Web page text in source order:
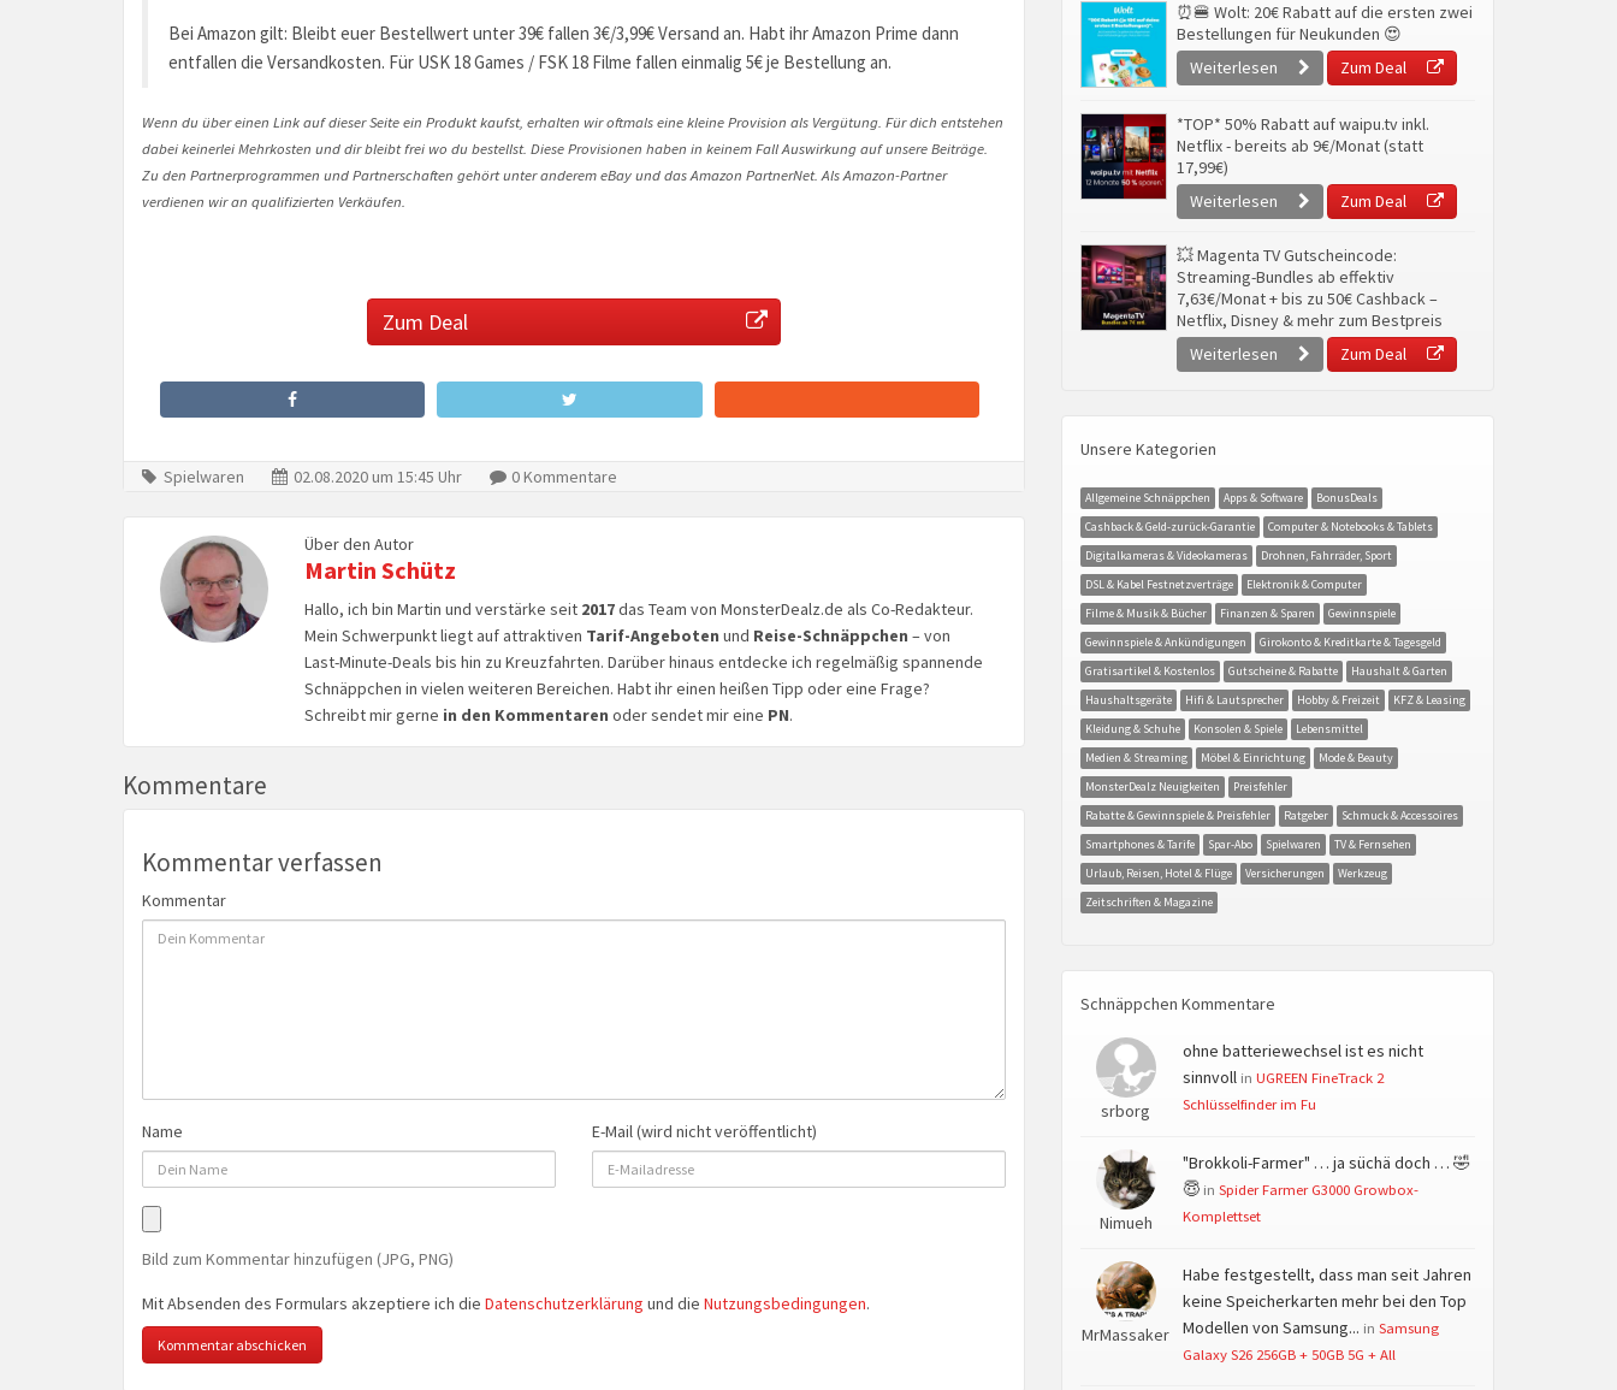
Bei Amazon gilt: Bleibt euer Bestellwert unter 39€ fallen 3€/3,99€ Versand an. Habt ihr Amazon Prime dann
entfallen die Versandkosten. Für USK 18 Games / FSK 18 Filme fallen einmalig 5€ je Bestellung an.
Wenn du über einen Link auf dieser Seite ein Produkt kaufst, erhalten wir oftmals eine kleine Provision als Vergütung. Für dich entstehen
dabei keinerlei Mehrkosten und dir bleibt frei wo du bestellst. Diese Provisionen haben in keinem Fall Auswirkung auf unsere Beiträge.
Zu den Partnerprogrammen und Partnerschaften gehört unter anderem eBay und das Amazon PartnerNet. Als Amazon-Partner
verdienen wir an qualifizierten Verkäufen.
Zum Deal
Spielwaren 02.08.2020 um 15:45 Uhr 0 Kommentare
Über den Autor
Martin Schütz
Hallo, ich bin Martin und verstärke seit 2017das Team von MonsterDealz.de als Co-Redakteur.
Mein Schwerpunkt liegt auf attraktiven Tarif-Angeboten und Reise-Schnäppchen – von
Last-Minute-Deals bis hin zu Kreuzfahrten. Darüber hinaus entdecke ich regelmäßig spannende
Schnäppchen in vielen weiteren Bereichen. Habt ihr einen heißen Tipp oder eine Frage?
Schreibt mir gerne in den Kommentaren oder sendet mir eine PN.
Kommentare
Kommentar verfassen
Kommentar
Name E-Mail (wird nicht veröffentlicht)
Bild zum Kommentar hinzufügen (JPG, PNG)
Mit Absenden des Formulars akzeptiere ich die Datenschutzerklärung und die Nutzungsbedingungen.
⏰🍔 Wolt: 20€ Rabatt auf die ersten zwei
Bestellungen für Neukunden 😍
Weiterlesen
Zum Deal
*TOP* 50% Rabatt auf waipu.tv inkl.
Netflix - bereits ab 9€/Monat (statt
17,99€)
Weiterlesen
Zum Deal
💥 Magenta TV Gutscheincode:
Streaming-Bundles ab effektiv
7,63€/Monat + bis zu 50€ Cashback –
Netflix, Disney & mehr zum Bestpreis
Weiterlesen
Zum Deal
Unsere Kategorien
Allgemeine Schnäppchen Apps & Software
BonusDeals
Cashback & Geld-zurück-Garantie
Computer & Notebooks & Tablets
Digitalkameras & Videokameras
Drohnen, Fahrräder, Sport
DSL & Kabel Festnetzverträge
Elektronik & Computer
Filme & Musik & Bücher
Finanzen & Sparen
Gewinnspiele
Gewinnspiele & Ankündigungen
Girokonto & Kreditkarte & Tagesgeld
Gratisartikel & Kostenlos
Gutscheine & Rabatte
Haushalt & Garten
Haushaltsgeräte
Hifi & Lautsprecher Hobby & Freizeit
KFZ & Leasing
Kleidung & Schuhe
Konsolen & Spiele
Lebensmittel
Medien & Streaming
Möbel & Einrichtung
Mode & Beauty
MonsterDealz Neuigkeiten
Preisfehler
Rabatte & Gewinnspiele & Preisfehler
Ratgeber
Schmuck & Accessoires
Smartphones & Tarife
Spar-Abo Spielwaren
TV & Fernsehen
Urlaub, Reisen, Hotel & Flüge
Versicherungen
Werkzeug
Zeitschriften & Magazine
Schnäppchen Kommentare
srborg
ohne batteriewechsel ist es nicht
sinnvoll in UGREEN FineTrack 2
Schlüsselfinder im Fu
Nimueh
"Brokkoli-Farmer" … ja süchä doch … 🤣
😇 in Spider Farmer G3000 Growbox-
Komplettset
MrMassaker
Habe festgestellt, dass man seit Jahren
keine Speicherkarten mehr bei den Top
Modellen von Samsung... in Samsung
Galaxy S26 256GB + 50GB 5G + All